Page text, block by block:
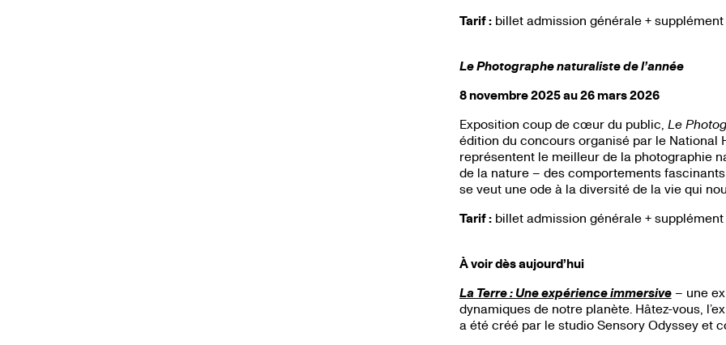
Tarif :billet admission générale +
Le Photographe naturaliste de l’année
8 novembre 2025 au 26 mars 2026
Exposition coup de cœur du public, Le
édition du concours organisé par le National
représentent le meilleur de la photographie
de la nature – des comportements
se veut une ode à la diversité de la vie qui
Tarif :billet admission générale +
À voir dès aujourd’hui
La Terre : Une expérience immersive– une
dynamiques de notre planète. Hâtez-vous,
a été créé par le studio Sensory Odyssey et